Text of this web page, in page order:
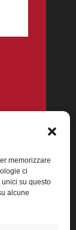
memorizzare
ci
su questo
alcune